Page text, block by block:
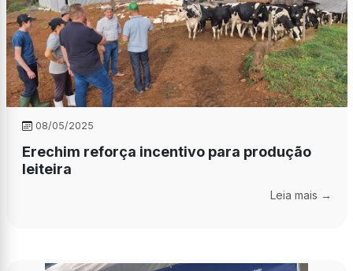
08/05/2025
Erechim reforça incentivo para produção
leiteira
Leia mais →